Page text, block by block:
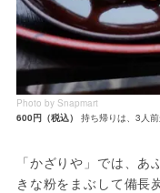
Photo by Snapmart
600円（税込）
持ち帰りは、3人
「かざりや」では、あ
きな粉をまぶして備長